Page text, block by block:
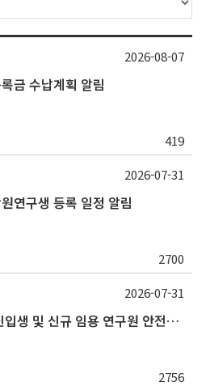
금 수납계획 알림
419
2026-08-07
연구생 등록 일정 알림
2700
2026-07-31
2026년 2학기 대학원 신입생 및 신규 임용 연구원 안전환경교육(신규교육) 실시 안내
2756
2026-07-31